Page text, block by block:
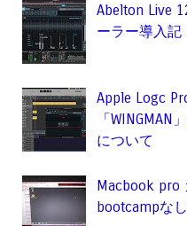
Abelton Live
ーラー導入
Apple Logc
「
について
Macbook pro
bootcampな